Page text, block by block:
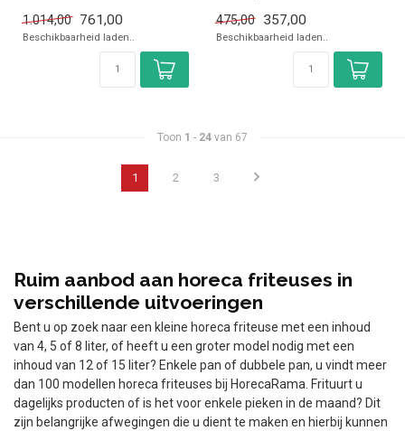
✓ 9 kW
✓ 400 Volt
1.014,00 761,00
Beschikbaarheid laden..
✓ Tafelmodel
✓ 4,5 kW
475,00 357,00
Beschikbaarheid laden..
Toon 1 - 24 van 67
1 2 3
Ruim aanbod aan horeca friteuses in
verschillende uitvoeringen
Bent u op zoek naar een kleine horeca friteuse met een inhoud
van 4, 5 of 8 liter, of heeft u een groter model nodig met een
inhoud van 12 of 15 liter? Enkele pan of dubbele pan, u vindt meer
dan 100 modellen horeca friteuses bij HorecaRama. Frituurt u
dagelijks producten of is het voor enkele pieken in de maand? Dit
zijn belangrijke afwegingen die u dient te maken en hierbij kunnen